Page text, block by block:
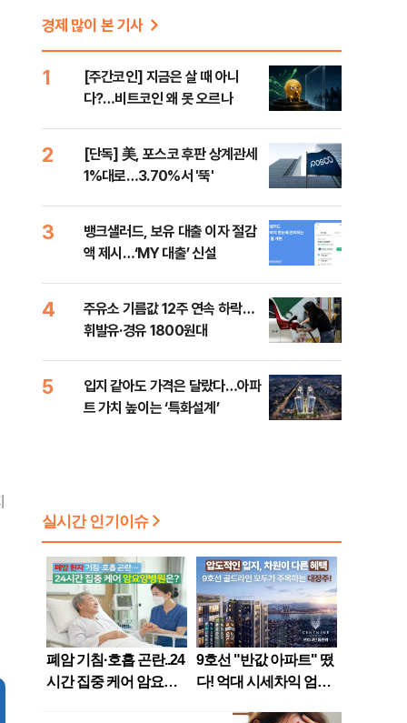
경제 많이 본 기사
1
[주간코인] 지금은 살 때 아니
다?…비트코인 왜 못 오르나
2
[단독] 美, 포스코 후판 상계관세
1%대로…3.70%서 '뚝'
3
뱅크샐러드, 보유 대출 이자 절감
액 제시…‘MY 대출’ 신설
4
주유소 기름값 12주 연속 하락…
휘발유·경유 1800원대
5
입지 같아도 가격은 달랐다…아파
트 가치 높이는 ‘특화설계’